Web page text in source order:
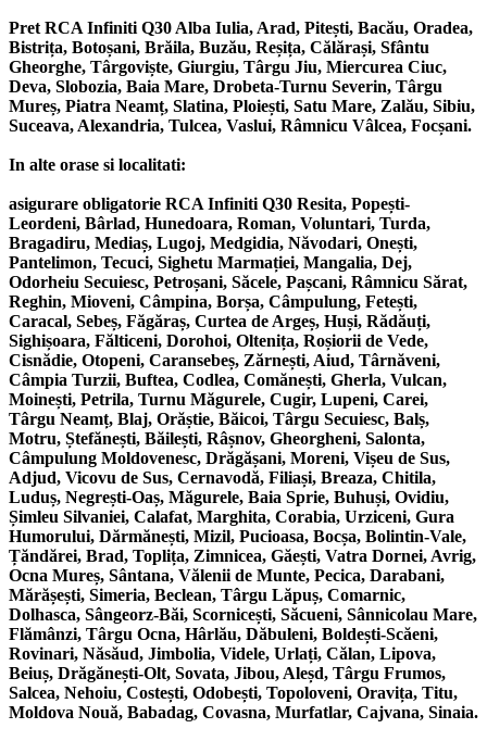
Pret RCA Infiniti Q30 Alba Iulia, Arad, Pitești, Bacău, Oradea,
Bistrița, Botoșani, Brăila, Buzău, Reșița, Călărași, Sfântu
Gheorghe, Târgoviște, Giurgiu, Târgu Jiu, Miercurea Ciuc,
Deva, Slobozia, Baia Mare, Drobeta-Turnu Severin, Târgu
Mureș, Piatra Neamț, Slatina, Ploiești, Satu Mare, Zalău, Sibiu,
Suceava, Alexandria, Tulcea, Vaslui, Râmnicu Vâlcea, Focșani.
In alte orase si localitati:
asigurare obligatorie RCA Infiniti Q30 Resita, Popești-
Leordeni, Bârlad, Hunedoara, Roman, Voluntari, Turda,
Bragadiru, Mediaș, Lugoj, Medgidia, Năvodari, Onești,
Pantelimon, Tecuci, Sighetu Marmației, Mangalia, Dej,
Odorheiu Secuiesc, Petroșani, Săcele, Pașcani, Râmnicu Sărat,
Reghin, Mioveni, Câmpina, Borșa, Câmpulung, Fetești,
Caracal, Sebeș, Făgăraș, Curtea de Argeș, Huși, Rădăuți,
Sighișoara, Fălticeni, Dorohoi, Oltenița, Roșiorii de Vede,
Cisnădie, Otopeni, Caransebeș, Zărnești, Aiud, Târnăveni,
Câmpia Turzii, Buftea, Codlea, Comănești, Gherla, Vulcan,
Moinești, Petrila, Turnu Măgurele, Cugir, Lupeni, Carei,
Târgu Neamț, Blaj, Orăștie, Băicoi, Târgu Secuiesc, Balș,
Motru, Ștefănești, Băilești, Râșnov, Gheorgheni, Salonta,
Câmpulung Moldovenesc, Drăgășani, Moreni, Vișeu de Sus,
Adjud, Vicovu de Sus, Cernavodă, Filiași, Breaza, Chitila,
Luduș, Negrești-Oaș, Măgurele, Baia Sprie, Buhuși, Ovidiu,
Șimleu Silvaniei, Calafat, Marghita, Corabia, Urziceni, Gura
Humorului, Dărmănești, Mizil, Pucioasa, Bocșa, Bolintin-Vale,
Țăndărei, Brad, Toplița, Zimnicea, Găești, Vatra Dornei, Avrig,
Ocna Mureș, Sântana, Vălenii de Munte, Pecica, Darabani,
Mărășești, Simeria, Beclean, Târgu Lăpuș, Comarnic,
Dolhasca, Sângeorz-Băi, Scornicești, Săcueni, Sânnicolau Mare,
Flămânzi, Târgu Ocna, Hârlău, Dăbuleni, Boldești-Scăeni,
Rovinari, Năsăud, Jimbolia, Videle, Urlați, Călan, Lipova,
Beiuș, Drăgănești-Olt, Sovata, Jibou, Aleșd, Târgu Frumos,
Salcea, Nehoiu, Costești, Odobești, Topoloveni, Oravița, Titu,
Moldova Nouă, Babadag, Covasna, Murfatlar, Cajvana, Sinaia.